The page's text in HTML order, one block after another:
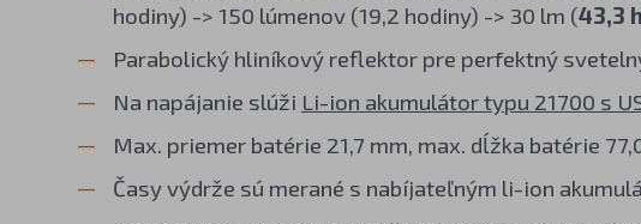
hodiny) -> 150 lúmenov (19,2 hodiny) -> 30 lm (43,3
Parabolický hliníkový reflektor pre perfektný
Na napájanie slúži Li-ion akumulátor typu 21700 s
Max. priemer batérie 21,7 mm, max. dĺžka batérie
Časy výdrže sú merané s nabíjateľným li-ion